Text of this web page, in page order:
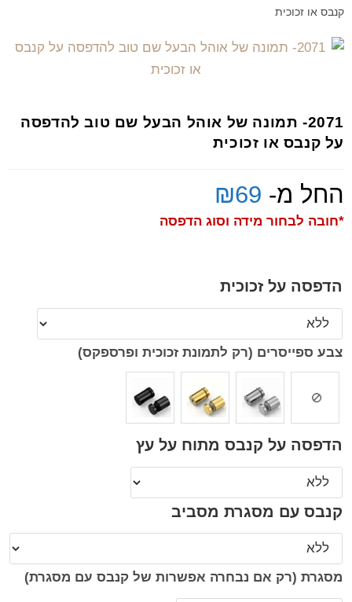
קנבס או זכוכית
2071- תמונה של אוהל הבעל שם טוב להדפסה
על קנבס או זכוכית
החל מ- ₪69
*חובה לבחור מידה וסוג הדפסה
הדפסה על זכוכית
צבע ספייסרים (רק לתמונת זכוכית ופרספקס)
הדפסה על קנבס מתוח על עץ
קנבס עם מסגרת מסביב
מסגרת (רק אם נבחרה אפשרות של קנבס עם מסגרת)